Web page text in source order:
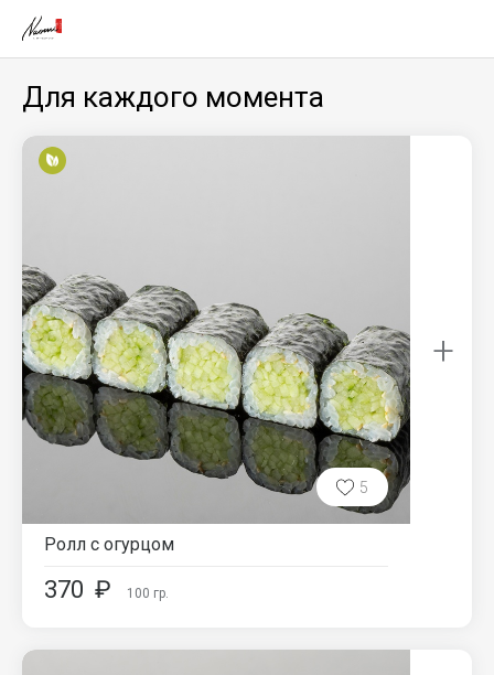
Для каждого момента
5
Ролл с огурцом
370 ₽ 100 гр.
+